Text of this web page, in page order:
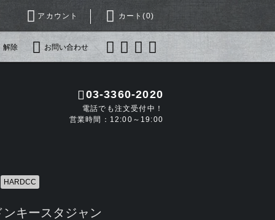
アカウント カート(0)
解除 お問い合わせ
03-3360-2020
電話でも注文受付中！
営業時間：12:00～19:00
HARDCC
キースタジャン